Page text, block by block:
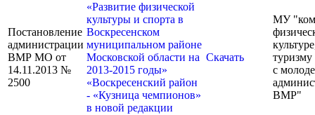
Постановление
администрации
ВМР МО от
14.11.2013 №
2500
«Развитие физической
культуры и спорта в
Воскресенском
муниципальном районе
Московской области на
2013-2015 годы»
«Воскресенский район
- «Кузница чемпионов»
в новой редакции
Скачать
МУ
туризму
с
ВМР"